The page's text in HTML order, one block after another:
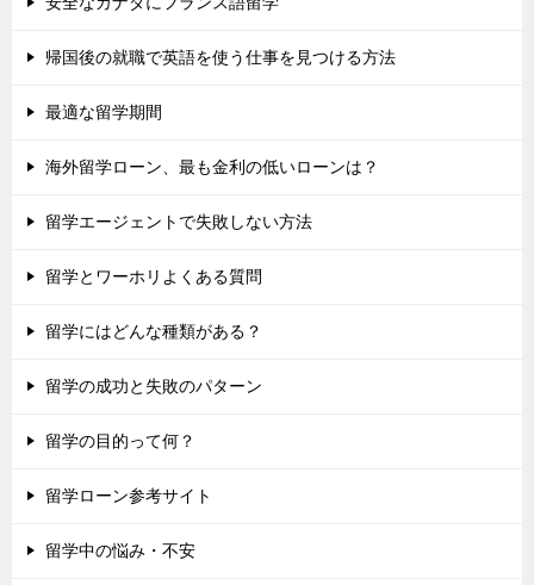
帰国後の就職で英語を使う仕事を見つける方法
最適な留学期間
海外留学ローン、最も金利の低いローンは？
留学エージェントで失敗しない方法
留学とワーホリよくある質問
留学にはどんな種類がある？
留学の成功と失敗のパターン
留学の目的って何？
留学ローン参考サイト
留学中の悩み・不安